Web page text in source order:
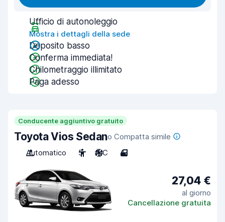
Ufficio di autonoleggio
Mostra i dettagli della sede
Deposito basso
Conferma immediata!
Chilometraggio illimitato
Paga adesso
Conducente aggiuntivo gratuito
Toyota Vios Sedano Compatta simile
Automatico
5 A/C 4
27,04 €
al giorno
Cancellazione gratuita